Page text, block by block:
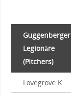
Guggenberger
Legionäre
(Pitchers)
Lovegrove K.